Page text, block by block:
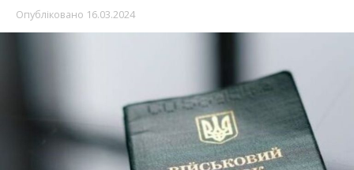
Опубліковано 16.03.2024